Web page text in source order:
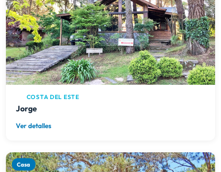
COSTA DEL ESTE
Jorge
Ver detalles
Casa